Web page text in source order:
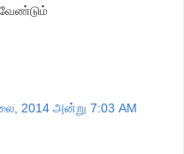
2014 அன்று 7:03 AM